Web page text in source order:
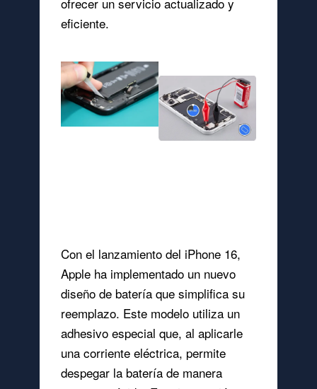
eficiente.
Con el lanzamiento del iPhone 16,
Apple ha implementado un nuevo
diseño de batería que simplifica su
reemplazo. Este modelo utiliza un
adhesivo especial que, al aplicarle
una corriente eléctrica, permite
despegar la batería de manera